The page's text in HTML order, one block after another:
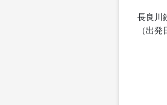
長良川
（出